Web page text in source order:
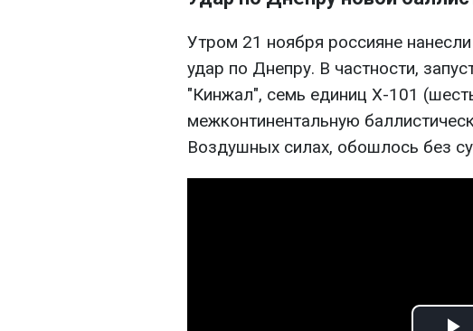
Утром 21 ноября россияне
удар по Днепру. В частности,
"Кинжал", семь единиц Х-101
межконтинентальную
Воздушных силах, обошлось без